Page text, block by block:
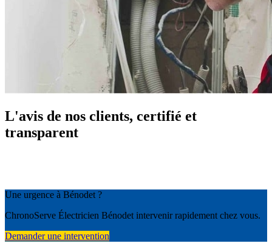
L'avis de nos clients, certifié et
transparent
Une urgence à Bénodet ?
ChronoServe Électricien Bénodet intervenir rapidement chez vous.
Demander une intervention